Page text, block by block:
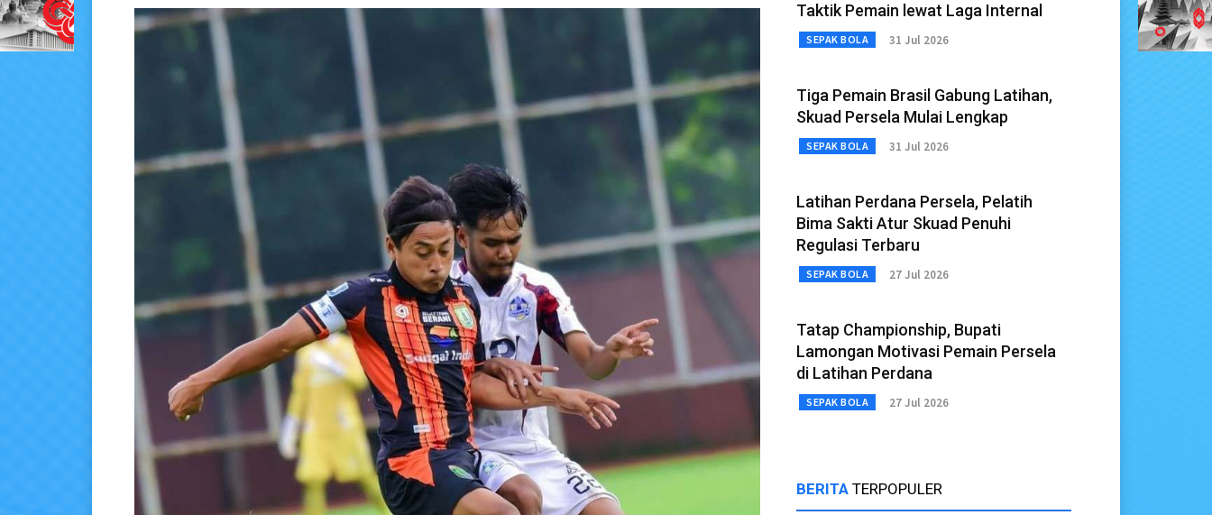
Taktik Pemain lewat Laga Internal
SEPAK BOLA 31 Jul 2026
Tiga Pemain Brasil Gabung Latihan,
Skuad Persela Mulai Lengkap
SEPAK BOLA 31 Jul 2026
Latihan Perdana Persela, Pelatih
Bima Sakti Atur Skuad Penuhi
Regulasi Terbaru
SEPAK BOLA 27 Jul 2026
Tatap Championship, Bupati
Lamongan Motivasi Pemain Persela
di Latihan Perdana
SEPAK BOLA 27 Jul 2026
BERITA TERPOPULER